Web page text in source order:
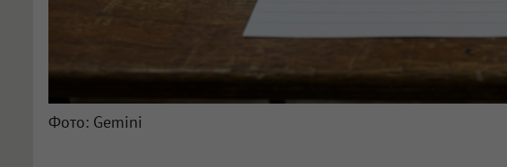
Фото: Gemini